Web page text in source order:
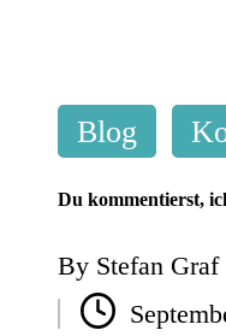
Posted
in
Blog
Du kommentierst,
Posted
By Stefan Graf